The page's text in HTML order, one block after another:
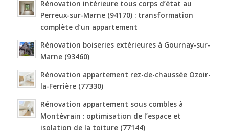
Rénovation intérieure tous corps d’état au
Perreux-sur-Marne (94170) : transformation
complète d’un appartement
Rénovation boiseries extérieures à Gournay-sur-
Marne (93460)
Rénovation appartement rez-de-chaussée Ozoir-
la-Ferrière (77330)
Rénovation appartement sous combles à
Montévrain : optimisation de l’espace et
isolation de la toiture (77144)